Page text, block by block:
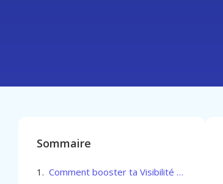
Sommaire
Comment booster ta Visibilité sur Meta pour Garage Automobile à Woluwe-Saint-Lambert